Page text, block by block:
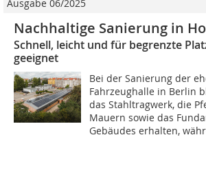
Ausgabe 06/2025
Nachhaltige Sanierung in
Schnell, leicht und für begrenzte
geeignet
Bei der Sanierung der
Fahrzeughalle in Berlin
das Stahltragwerk, die
Mauern sowie das
Gebäudes erhalten,